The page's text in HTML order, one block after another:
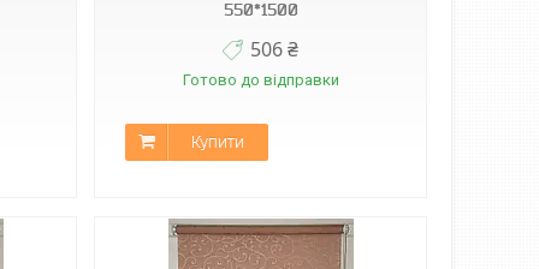
550*1500
506 ₴
Готово до відправки
Купити